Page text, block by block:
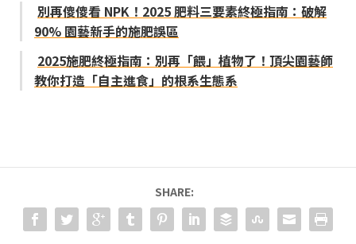
別再傻傻看 NPK！2025 肥料三要素終極指南：破解
90% 園藝新手的施肥誤區
2025施肥終極指南：別再「餵」植物了！頂尖園藝師
教你打造「自主進食」的根系生態系
SHARE: